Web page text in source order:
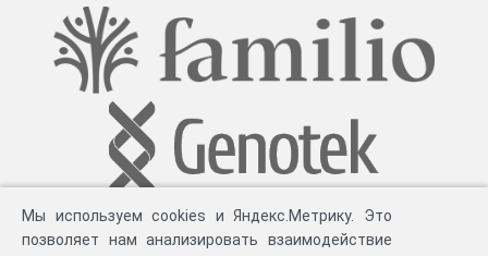
Мы используем cookies и Яндекс.Метрику. Это
позволяет нам анализировать взаимодействие